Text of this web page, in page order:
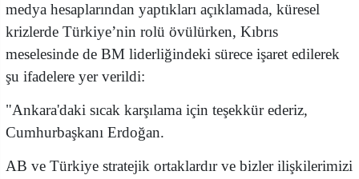
medya hesaplarından yaptıkları açıklamada, küresel
krizlerde Türkiye’nin rolü övülürken, Kıbrıs
meselesinde de BM liderliğindeki sürece işaret edilerek
şu ifadelere yer verildi:
​"Ankara'daki sıcak karşılama için teşekkür ederiz,
Cumhurbaşkanı Erdoğan.
​AB ve Türkiye stratejik ortaklardır ve bizler ilişkilerimizi